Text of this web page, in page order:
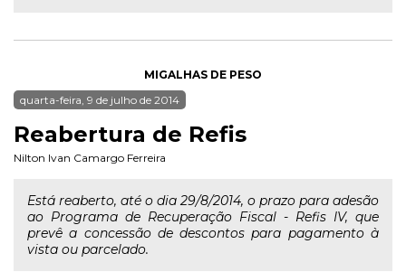
MIGALHAS DE PESO
quarta-feira, 9 de julho de 2014
Reabertura de Refis
Nilton Ivan Camargo Ferreira
Está reaberto, até o dia 29/8/2014, o prazo para adesão
ao Programa de Recuperação Fiscal - Refis IV, que
prevê a concessão de descontos para pagamento à
vista ou parcelado.